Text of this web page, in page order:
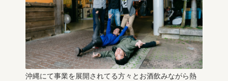
沖縄にて事業を展開されてる方々とお酒飲みながら熱